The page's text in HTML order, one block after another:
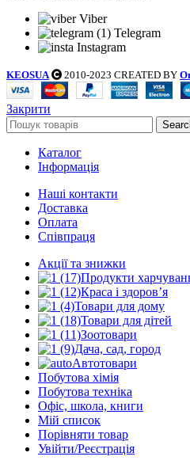
Viber
Telegram
Instagram
KEOSUA 2010-2023 CREATED BY
Закрити
Каталог
Інформація
Наші контакти
Доставка
Оплата
Співпраця
Акції та знижки
Продукти
Краса і здоров’я
Товари для дому
Товари для дітей
Зоотовари
Дача, сад, город
Автотовари
Побутова хімія
Побутова техніка
Офіс, школа, книги
Мій список
Порівняти товар
Увійти/Реєстрація